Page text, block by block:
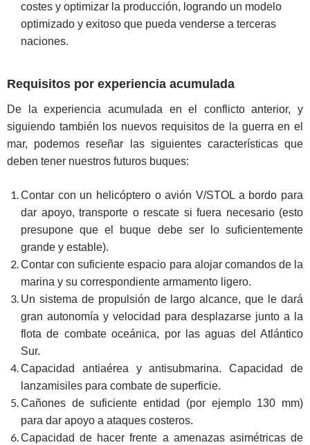
costes y optimizar la producción, logrando un modelo
optimizado y exitoso que pueda venderse a terceras
naciones.
Requisitos por experiencia acumulada
De la experiencia acumulada en el conflicto anterior, y
siguiendo también los nuevos requisitos de la guerra en el
mar, podemos reseñar las siguientes características que
deben tener nuestros futuros buques:
Contar con un helicóptero o avión V/STOL a bordo para
dar apoyo, transporte o rescate si fuera necesario (esto
presupone que el buque debe ser lo suficientemente
grande y estable).
Contar con suficiente espacio para alojar comandos de la
marina y su correspondiente armamento ligero.
Un sistema de propulsión de largo alcance, que le dará
gran autonomía y velocidad para desplazarse junto a la
flota de combate oceánica, por las aguas del Atlántico
Sur.
Capacidad antiaérea y antisubmarina. Capacidad de
lanzamisiles para combate de superficie.
Cañones de suficiente entidad (por ejemplo 130 mm)
para dar apoyo a ataques costeros.
Capacidad de hacer frente a amenazas asimétricas de